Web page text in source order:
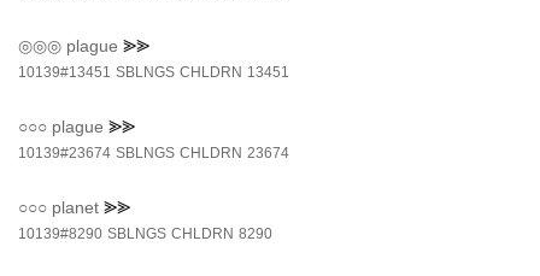
◎◎◎ plague ⪢⪢
10139#13451 SBLNGS CHLDRN 13451
○○○ plague ⪢⪢
10139#23674 SBLNGS CHLDRN 23674
○○○ planet ⪢⪢
10139#8290 SBLNGS CHLDRN 8290